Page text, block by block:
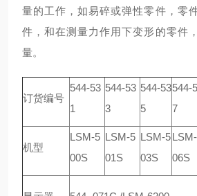
量的工作，如易碎或弹性零件，零
件，和在测量力作用下变形的零件
量。
订货编号
544-53
1
544-53
3
544-53
5
544-
7
机型
LSM-5
00S
LSM-5
01S
LSM-5
03S
06S